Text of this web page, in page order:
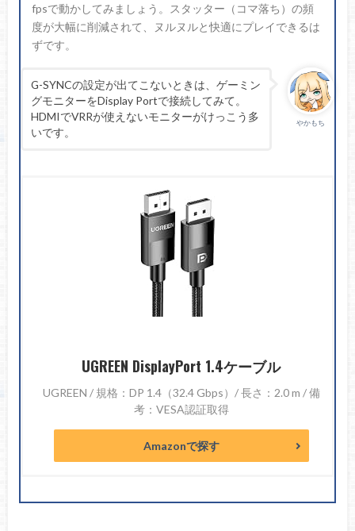
fpsで動かしてみましょう。スタッター（コマ落ち）の頻
度が大幅に削減されて、ヌルヌルと快適にプレイできるは
ずです。
やかもち
G-SYNCの設定が出てこないときは、ゲーミン
グモニターをDisplay Portで接続してみて。
HDMIでVRRが使えないモニターがけっこう多
いです。
UGREEN DisplayPort 1.4ケーブル
UGREEN / 規格：DP 1.4（32.4 Gbps）/ 長さ：2.0 m / 備
考：VESA認証取得
Amazonで探す